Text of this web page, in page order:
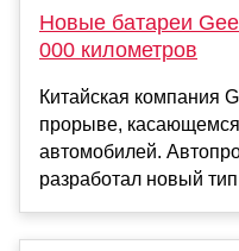
Новые батареи
000 километров
Китайская компания
прорыве, касающемся
автомобилей.
разработал новый